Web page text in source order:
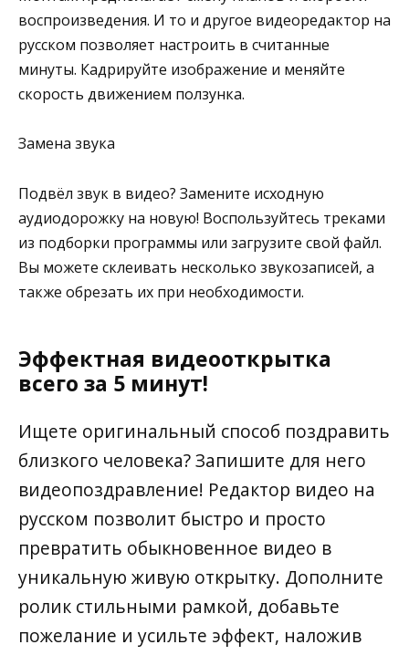
воспроизведения. И то и другое видеоредактор на
русском позволяет настроить в считанные
минуты. Кадрируйте изображение и меняйте
скорость движением ползунка.
Замена звука
Подвёл звук в видео? Замените исходную
аудиодорожку на новую! Воспользуйтесь треками
из подборки программы или загрузите свой файл.
Вы можете склеивать несколько звукозаписей, а
также обрезать их при необходимости.
Эффектная видеооткрытка
всего за 5 минут!
Ищете оригинальный способ поздравить
близкого человека? Запишите для него
видеопоздравление! Редактор видео на
русском позволит быстро и просто
превратить обыкновенное видео в
уникальную живую открытку. Дополните
ролик стильными рамкой, добавьте
пожелание и усильте эффект, наложив